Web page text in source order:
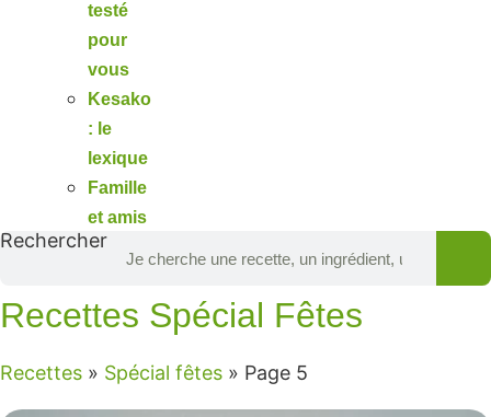
testé
pour
vous
Kesako
: le
lexique
Famille
et amis
Rechercher
Recettes Spécial Fêtes
Recettes » Spécial fêtes » Page 5